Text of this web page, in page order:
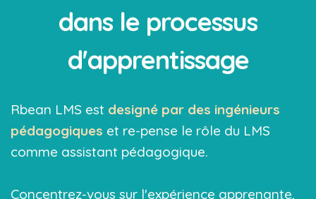
dans le processus
d'apprentissage
Rbean LMS est designé par des ingénieurs
pédagogiques et re-pense le rôle du LMS
comme assistant pédagogique.
Concentrez-vous sur l'expérience apprenante,